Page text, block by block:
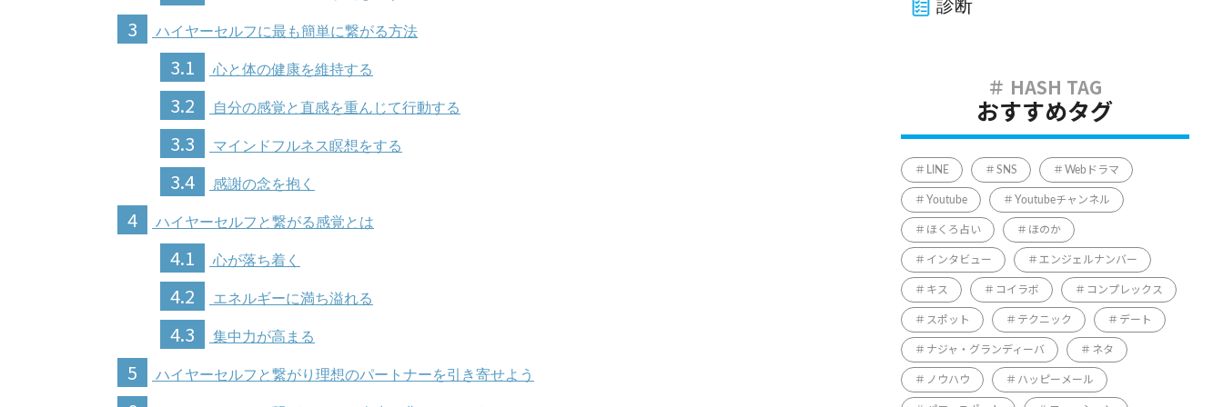
3 ハイヤーセルフに最も簡単に繋がる方法
3.1 心と体の健康を維持する
3.2 自分の感覚と直感を重んじて行動する
3.3 マインドフルネス瞑想をする
3.4 感謝の念を抱く
4 ハイヤーセルフと繋がる感覚とは
4.1 心が落ち着く
4.2 エネルギーに満ち溢れる
4.3 集中力が高まる
5 ハイヤーセルフと繋がり理想のパートナーを引き寄せよう
診断
おすすめタグ
LINE SNS Webドラマ
Youtube Youtubeチャンネル
ほくろ占い ほのか
インタビュー エンジェルナンバー
キス コイラボ コンプレックス
スポット テクニック デート
ナジャ・グランディーバ ネタ
ノウハウ ハッピーメール